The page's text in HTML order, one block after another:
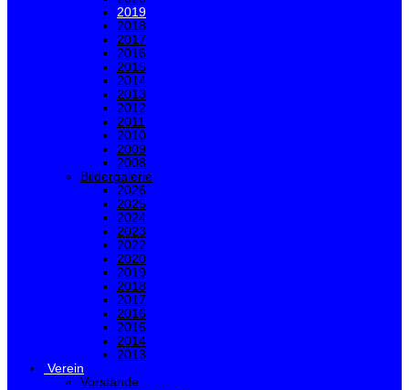
2019
2018
2017
2016
2015
2014
2013
2012
2011
2010
2009
2008
Bildergalerie
2026
2025
2024
2023
2022
2020
2019
2018
2017
2016
2015
2014
2013
Verein
Vorstände